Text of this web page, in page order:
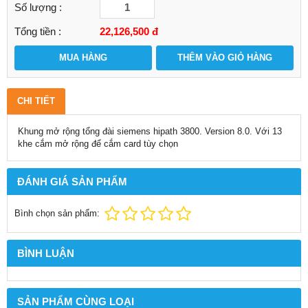
Số lượng :
Tổng tiền : 22,126,500 đ
MUA HÀNG THÊM VÀO GIỎ HÀNG
CHI TIẾT
Khung mở rộng tổng đài siemens hipath 3800. Version 8.0. Với 13
khe cắm mở rộng để cắm card tùy chọn
ĐÁNH GIÁ SẢN PHẨM
Bình chọn sản phẩm:
BÌNH LUẬN
SẢN PHẨM CÙNG LOẠI